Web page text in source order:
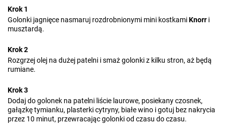
Krok 1
Golonki jagnięce nasmaruj rozdrobnionymi mini kostkamiKnorr i
musztardą.
Krok 2
Rozgrzej olej na dużej patelni i smaż golonki z kilku stron, aż będą
rumiane.
Krok 3
Dodaj do golonek na patelni liście laurowe, posiekany czosnek,
gałązkę tymianku, plasterki cytryny, białe wino i gotuj bez nakrycia
przez 10 minut, przewracając golonki od czasu do czasu.